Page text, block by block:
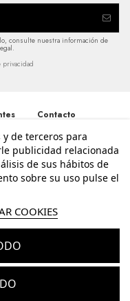
consulte nuestra información de
privacidad
Contacto
Avda. Santos
Patronos 20, 46600,
Alzira - Valencia
962 411 268
de terceros para
publicidad relacionada
de sus hábitos de
sobre su uso pulse el
COOKIES